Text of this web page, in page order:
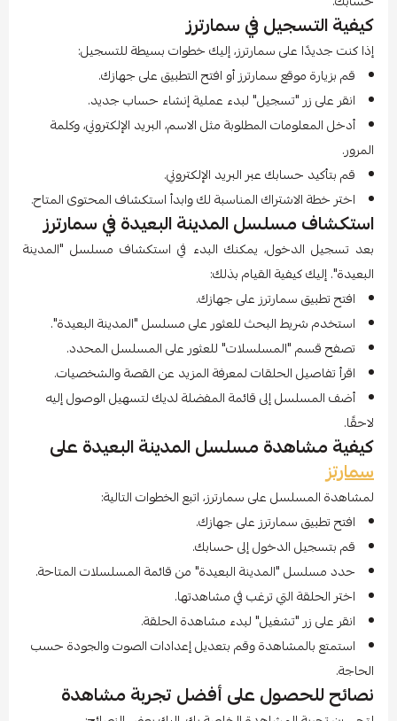
كيفية التسجيل في سمارترز
إذا كنت جديدًا على سمارترز، إليك خطوات بسيطة للتسجيل:
قم بزيارة موقع سمارترز أو افتح التطبيق على جهازك.
انقر على زر "تسجيل" لبدء عملية إنشاء حساب جديد.
أدخل المعلومات المطلوبة مثل الاسم، البريد الإلكتروني، وكلمة
المرور.
قم بتأكيد حسابك عبر البريد الإلكتروني.
اختر خطة الاشتراك المناسبة لك وابدأ استكشاف المحتوى المتاح.
استكشاف مسلسل المدينة البعيدة في سمارترز
بعد تسجيل الدخول، يمكنك البدء في استكشاف مسلسل "المدينة
البعيدة". إليك كيفية القيام بذلك:
افتح تطبيق سمارترز على جهازك.
استخدم شريط البحث للعثور على مسلسل "المدينة البعيدة".
تصفح قسم "المسلسلات" للعثور على المسلسل المحدد.
اقرأ تفاصيل الحلقات لمعرفة المزيد عن القصة والشخصيات.
أضف المسلسل إلى قائمة المفضلة لديك لتسهيل الوصول إليه
لاحقًا.
كيفية مشاهدة مسلسل المدينة البعيدة على
سمارتز
لمشاهدة المسلسل على سمارترز، اتبع الخطوات التالية:
افتح تطبيق سمارترز على جهازك.
قم بتسجيل الدخول إلى حسابك.
حدد مسلسل "المدينة البعيدة" من قائمة المسلسلات المتاحة.
اختر الحلقة التي ترغب في مشاهدتها.
انقر على زر "تشغيل" لبدء مشاهدة الحلقة.
استمتع بالمشاهدة وقم بتعديل إعدادات الصوت والجودة حسب
الحاجة.
نصائح للحصول على أفضل تجربة مشاهدة